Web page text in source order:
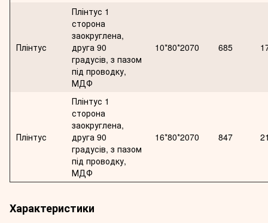
Плінтус
Плінтус 1
сторона
заокруглена,
друга 90
градусів, з пазом
під проводку,
МДФ
10*80*2070 685
Плінтус
Плінтус 1
сторона
заокруглена,
друга 90
градусів, з пазом
під проводку,
МДФ
16*80*2070 847
Характеристики